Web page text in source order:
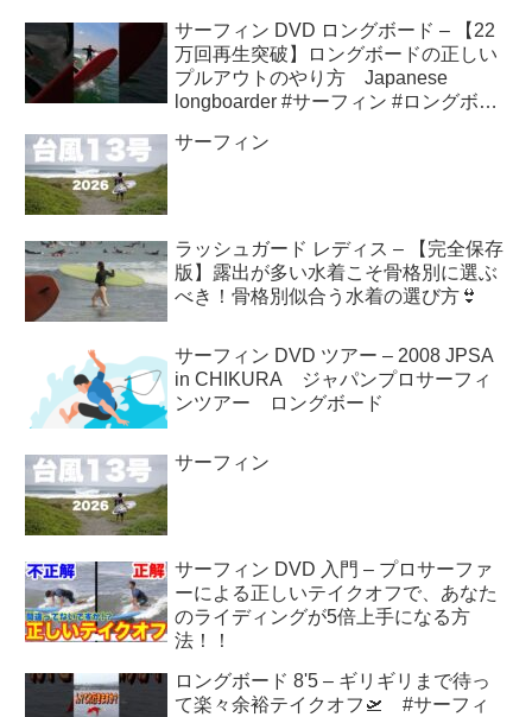
サーフィン DVD ロングボード – 【22
万回再生突破】ロングボードの正しい
プルアウトのやり方 Japanese
longboarder #サーフィン #ロングボー
サーフィン
ラッシュガード レディス – 【完全保存
版】露出が多い水着こそ骨格別に選ぶ
べき！骨格別似合う水着の選び方👙
サーフィン DVD ツアー – 2008 JPSA
in CHIKURA ジャパンプロサーフィ
ンツアー ロングボード
サーフィン
サーフィン DVD 入門 – プロサーファ
ーによる正しいテイクオフで、あなた
のライディングが5倍上手になる方
法！！
ロングボード 8'5 – ギリギリまで待っ
て楽々余裕テイクオフ🛫 #サーフィ